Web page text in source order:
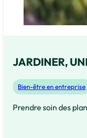
JARDINER,
Bien-être en entreprise
Prendre soin des